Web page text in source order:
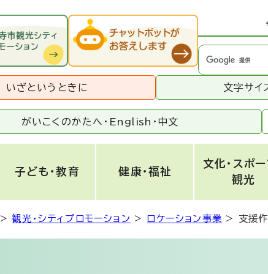
いざというときに 文字サイ
がいこくのかたへ・ English ・ 中文
子ども・教育 健康・福祉
文化・スポー
観光
>観光・シティプロモーション > ロケーション事業 > 支援